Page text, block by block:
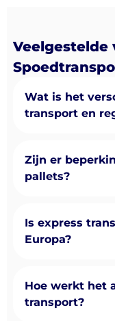
Veelgestelde
Wat is het
transport en
Zijn er
pallets?
Is express
Europa?
Hoe werkt het
transport?